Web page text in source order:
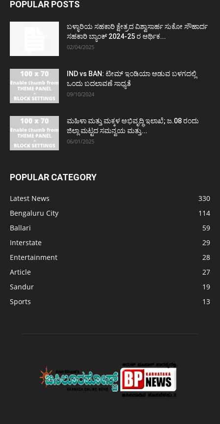
POPULAR POSTS
ಬಳ್ಳಾರಿಯ ಸಹಕಾರಿ ಕ್ಷೇತ್ರದ ವಿಶ್ವಾಸಾರ್ಹ ಸುಕೋ ಸೌಹಾರ್ದ
ಸಹಕಾರಿ ಬ್ಯಾಂಕ್ 2024-25 ರ ಆರ್ಥಿಕ...
02/04/2025
IND vs BAN: ಟೀಮ್ ಇಂಡಿಯಾ ಆಡುವ ಬಳಗದಲ್ಲಿ
ಒಂದು ಬದಲಾವಣೆ ಸಾಧ್ಯತೆ
09/10/2024
ಮಹಿಳಾ ಮತ್ತು ಮಕ್ಕಳ ಅಭಿವೃದ್ಧಿ ಇಲಾಖೆ; ಜ.08 ರಂದು
ಜಿಲ್ಲಾ ಮಟ್ಟದ ಸಮನ್ವಯ ಮತ್ತು...
06/01/2025
POPULAR CATEGORY
Latest News
330
Bengaluru City
114
Ballari
59
Interstate
29
Entertainment
28
Article
27
Sandur
19
Sports
13